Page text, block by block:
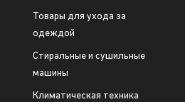
Товары для ухода за
одеждой
Стиральные и сушильные
машины
Климатическая техника